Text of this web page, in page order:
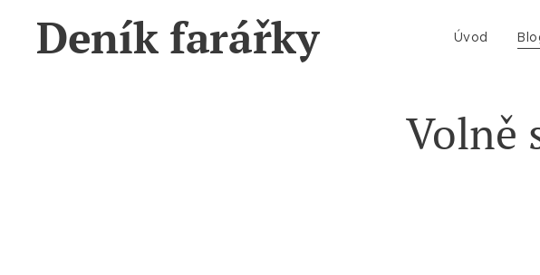
Deník farářky Úvod
Volně